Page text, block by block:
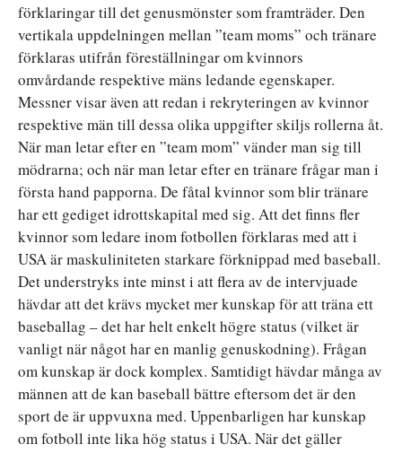
förklaringar till det genusmönster som framträder. Den
vertikala uppdelningen mellan ”team moms” och tränare
förklaras utifrån föreställningar om kvinnors
omvårdande respektive mäns ledande egenskaper.
Messner visar även att redan i rekryteringen av kvinnor
respektive män till dessa olika uppgifter skiljs rollerna åt.
När man letar efter en ”team mom” vänder man sig till
mödrarna; och när man letar efter en tränare frågar man i
första hand papporna. De fåtal kvinnor som blir tränare
har ett gediget idrottskapital med sig. Att det finns fler
kvinnor som ledare inom fotbollen förklaras med att i
USA är maskuliniteten starkare förknippad med baseball.
Det understryks inte minst i att flera av de intervjuade
hävdar att det krävs mycket mer kunskap för att träna ett
baseballag – det har helt enkelt högre status (vilket är
vanligt när något har en manlig genuskodning). Frågan
om kunskap är dock komplex. Samtidigt hävdar många av
männen att de kan baseball bättre eftersom det är den
sport de är uppvuxna med. Uppenbarligen har kunskap
om fotboll inte lika hög status i USA. När det gäller